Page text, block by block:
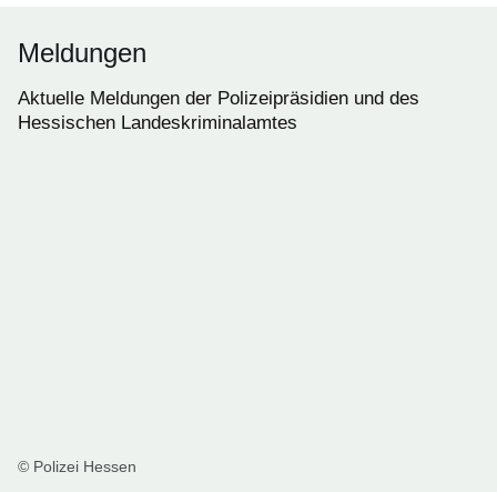
Meldungen
Aktuelle Meldungen der Polizeipräsidien und des
Hessischen Landeskriminalamtes
© Polizei Hessen